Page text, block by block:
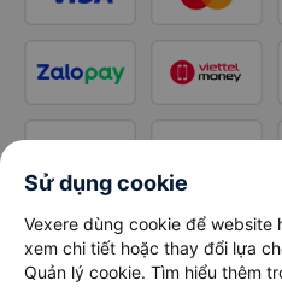
Sử dụng cookie
Vexere dùng cookie để website
xem chi tiết hoặc thay đổi lựa
Quản lý cookie. Tìm hiểu thêm